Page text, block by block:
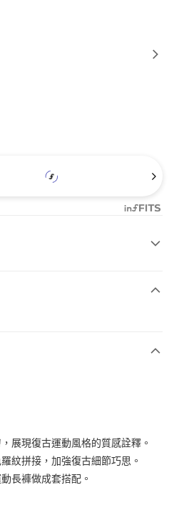
展現復古運動風格的質感詮釋。
紋拼接，加強復古細節巧思。
長褲做成套搭配。